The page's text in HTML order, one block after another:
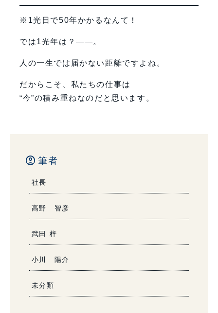
※1光日で50年かかるなんて！
では1光年は？――。
人の一生では届かない距離ですよね。
だからこそ、私たちの仕事は
“今”の積み重ねなのだと思います。
account_circle 筆者
社長
高野 智彦
武田 梓
小川 陽介
未分類